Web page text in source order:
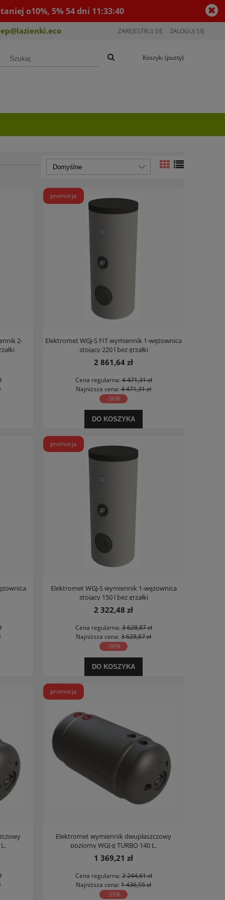
o10%, 5% 54dni 11:33:39
ZAREJESTRUJ SIĘ ZALOGUJ SIĘ
Koszyk: (pusty)
2-
Elektromet WGJ-S FIT wymiennik 1-wężownica
stojący 220 l bez grzałki
2 861,64 zł
Cena regularna:4 471,31 zł
Najniższa cena: 4 471,31 zł
-36%
DO KOSZYKA
promocja
Elektromet WGJ-S wymiennik 1-wężownica
stojący 150 l bez grzałki
2 322,48 zł
Cena regularna:3 628,87 zł
Najniższa cena: 3 628,87 zł
-36%
DO KOSZYKA
promocja
Elektromet wymiennik dwupłaszczowy
poziomy WGJ-g TURBO 140 L.
1 369,21 zł
Cena regularna:2 244,61 zł
Najniższa cena: 1 436,55 zł
-39%
promocja